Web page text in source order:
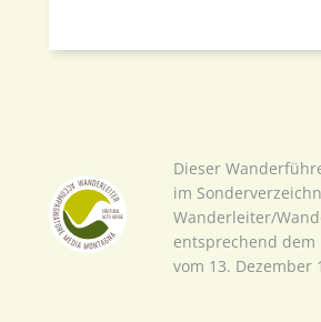
Dieser
im
Wanderleiter/
entsprechend dem
vom 13. Dezember